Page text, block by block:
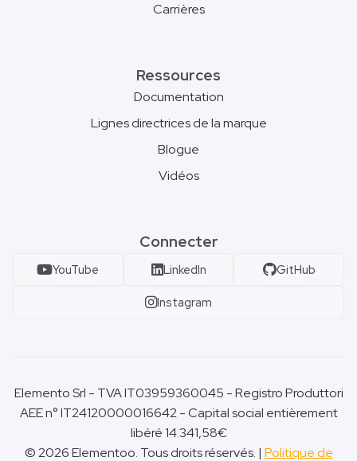
Carrières
Ressources
Documentation
Lignes directrices de la marque
Blogue
Vidéos
Connecter
YouTube LinkedIn GitHub
Instagram
Elemento Srl - TVA IT03959360045 - Registro Produttori
AEE n° IT24120000016642 - Capital social entièrement
libéré 14.341,58€
© 2026 Elementoo. Tous droits réservés. | Politique de